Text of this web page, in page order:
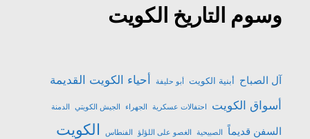
وسوم التاريخ الكويت
آل الصباح أبنية الكويت أبو حليفة
أحياء الكويت القديمة
أسواق الكويت
احتفالات عسكرية الجهراء الجيش الكويتي الدمنة
السفن قديماً الصبيحية الغصو على اللؤلؤ الفنطاس
الكويت